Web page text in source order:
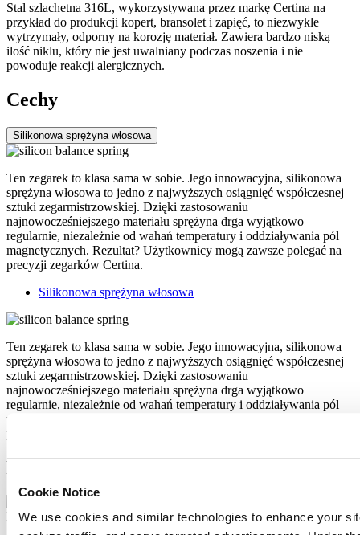
Cookie Notice
We use cookies and similar technologies to enhance your
Stal szlachetna 316L, wykorzystywana przez markę Certina na
przykład do produkcji kopert, bransolet i zapięć, to niezwykle
wytrzymały, odporny na korozję materiał. Zawiera bardzo niską
ilość niklu, który nie jest uwalniany podczas noszenia i nie
powoduje reakcji alergicznych.
Cechy
Silikonowa sprężyna włosowa
Ten zegarek to klasa sama w sobie. Jego innowacyjna, silikonowa
sprężyna włosowa to jedno z najwyższych osiągnięć współczesnej
sztuki zegarmistrzowskiej. Dzięki zastosowaniu
najnowocześniejszego materiału sprężyna drga wyjątkowo
regularnie, niezależnie od wahań temperatury i oddziaływania pól
magnetycznych. Rezultat? Użytkownicy mogą zawsze polegać na
precyzji zegarków Certina.
Silikonowa sprężyna włosowa
Ten zegarek to klasa sama w sobie. Jego innowacyjna, silikonowa
sprężyna włosowa to jedno z najwyższych osiągnięć współczesnej
sztuki zegarmistrzowskiej. Dzięki zastosowaniu
najnowocześniejszego materiału sprężyna drga wyjątkowo
regularnie, niezależnie od wahań temperatury i oddziaływania pól
magnetycznych. Rezultat? Użytkownicy mogą zawsze polegać na
precyzji zegarków Certina.
Powiązane produkty
DS Action Diver 38mm Titanium
Automatyczny,⌀38.0mm